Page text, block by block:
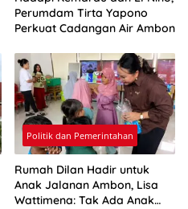
Perumdam Tirta Yapono
Perkuat Cadangan Air Ambon
Politik dan Pemerintahan
Rumah Dilan Hadir untuk
Anak Jalanan Ambon, Lisa
Wattimena: Tak Ada Anak